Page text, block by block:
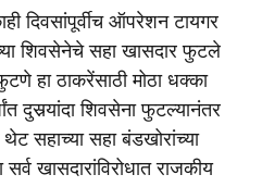
दिवसांपूर्वीच ऑपरेशन टायगर
शिवसेनेचे सहा खासदार फुटले
हा ठाकरेंसाठी मोठा धक्का
दुसर्‍यांदा शिवसेना फुटल्यानंतर
सहाच्या सहा बंडखोरांच्या
खासदारांविरोधात राजकीय